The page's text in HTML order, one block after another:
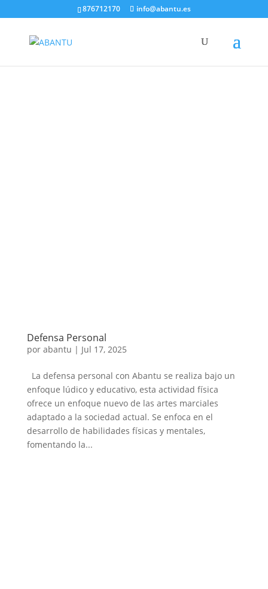
876712170 info@abantu.es
Defensa Personal
por abantu | Jul 17, 2025
La defensa personal con Abantu se realiza bajo un
enfoque lúdico y educativo, esta actividad física
ofrece un enfoque nuevo de las artes marciales
adaptado a la sociedad actual. Se enfoca en el
desarrollo de habilidades físicas y mentales,
fomentando la...